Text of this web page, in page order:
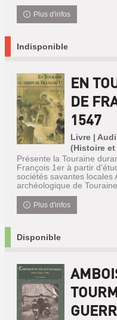
Plus d'infos
Indisponible
EN
DE
1547
Livre |
(Histoire
Présente la Touraine
François 1er à partir
sociétés savantes locales
archéologique de
Plus d'infos
Disponible